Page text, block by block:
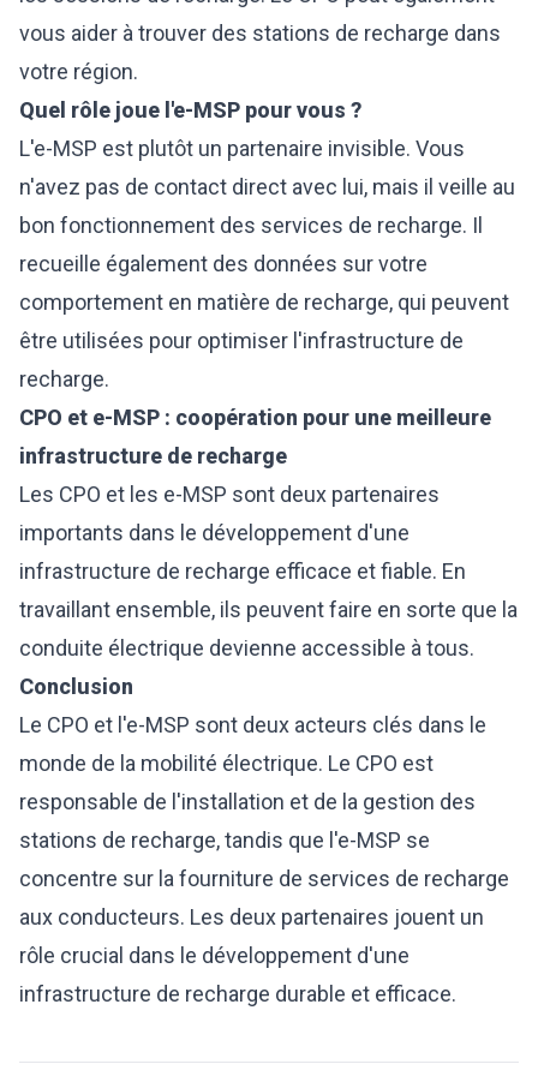
vous aider à trouver des stations de recharge dans
votre région.
Quel rôle joue l'e-MSP pour vous ?
L'e-MSP est plutôt un partenaire invisible. Vous
n'avez pas de contact direct avec lui, mais il veille au
bon fonctionnement des services de recharge. Il
recueille également des données sur votre
comportement en matière de recharge, qui peuvent
être utilisées pour optimiser l'infrastructure de
recharge.
CPO et e-MSP : coopération pour une meilleure
infrastructure de recharge
Les CPO et les e-MSP sont deux partenaires
importants dans le développement d'une
infrastructure de recharge efficace et fiable. En
travaillant ensemble, ils peuvent faire en sorte que la
conduite électrique devienne accessible à tous.
Conclusion
Le CPO et l'e-MSP sont deux acteurs clés dans le
monde de la mobilité électrique. Le CPO est
responsable de l'installation et de la gestion des
stations de recharge, tandis que l'e-MSP se
concentre sur la fourniture de services de recharge
aux conducteurs. Les deux partenaires jouent un
rôle crucial dans le développement d'une
infrastructure de recharge durable et efficace.